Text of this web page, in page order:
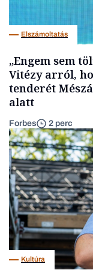
Elszámoltatás
„Engem sem
Vitézy arról,
tenderét
alatt
Forbes 2 perc
Kultúra